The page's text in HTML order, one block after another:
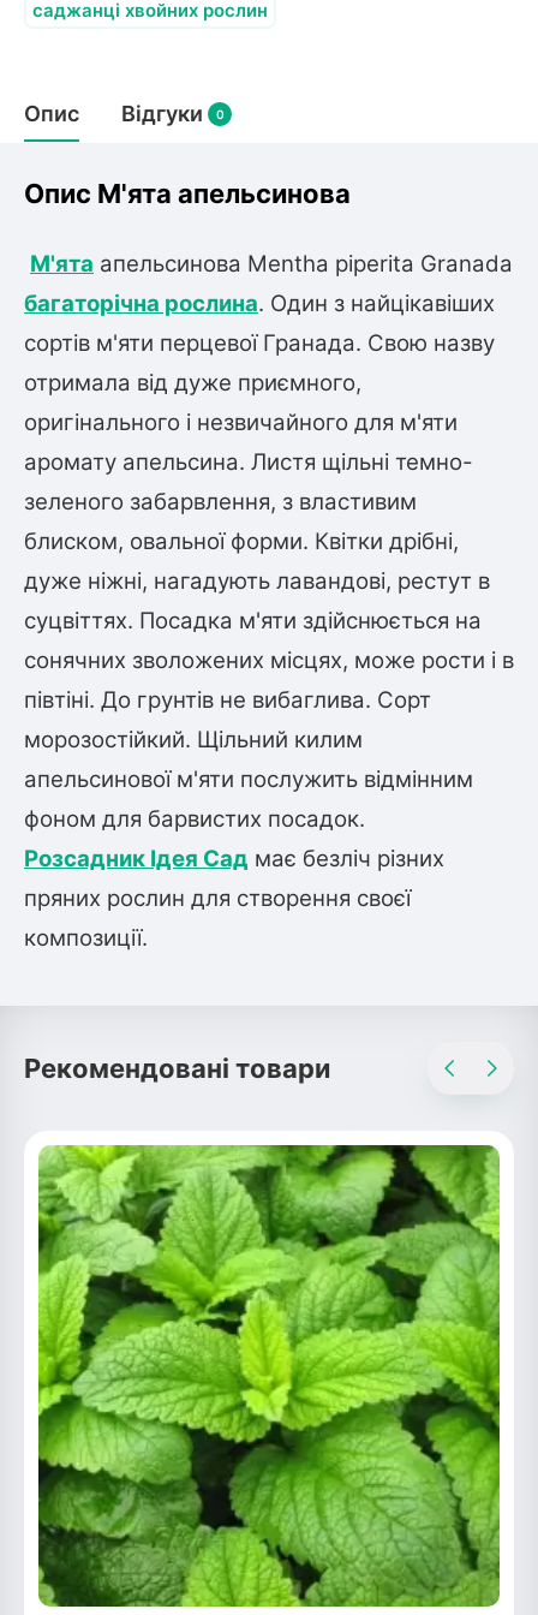
Мушмула
Алича
Айва
Хурма
Шовковиця
Абрикос
Обліпиха
Кизил
Диплоидная слива
Азіатська груша
Смородина
Ірга
Ківі
Платан
Декоративні кущі
Рододендрон
Вейгела
Пухироплідник
Спірея
Азалія
Штамбові троянди
Бузок
Жасмин (Чубушник)
Лавровишня
Кизильник
Бобовник (Жерновець)
Піраканта
Бузина
Багаторічні рослини
Молодило (Кам'яні троянди)
Лаванда
Бамбук
Пряні трави
Чемерник (морозник)
Гліцинія (Вістерія)
Жимолость декоративна
Плющ
Клематіс
Кріплення агроволокна (агротканини)
Садова техніка
Граблі тракторні
Сажалки для чеснока
Роторні косарки
Навантажувачі
саджанці хвойних рослин
Опис Відгуки 0
Опис М'ята апельсинова
М'ята апельсинова Mentha piperita Granada
багаторічна рослина. Один з найцікавіших
сортів м'яти перцевої Гранада. Свою назву
отримала від дуже приємного,
оригінального і незвичайного для м'яти
аромату апельсина. Листя щільні темно-
зеленого забарвлення, з властивим
блиском, овальної форми. Квітки дрібні,
дуже ніжні, нагадують лавандові, рестут в
суцвіттях. Посадка м'яти здійснюється на
сонячних зволожених місцях, може рости і в
півтіні. До грунтів не вибаглива. Сорт
морозостійкий. Щільний килим
апельсинової м'яти послужить відмінним
фоном для барвистих посадок.
Розсадник Ідея Сад має безліч різних
пряних рослин для створення своєї
композиції.
Рекомендовані товари